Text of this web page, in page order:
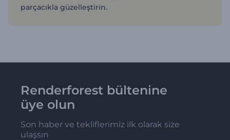
parçacıkla güzelleştirin.
Renderforest bültenine
üye olun
Son haber ve tekliflerimiz ilk olarak size
ulaşsın